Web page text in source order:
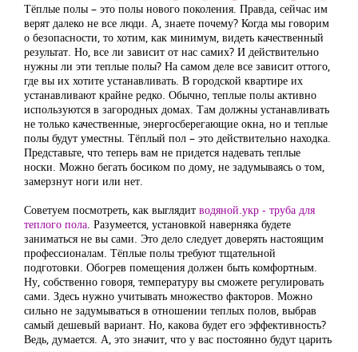
Тёплые полы – это полы нового поколения. Правда, сейчас им
верят далеко не все люди. А, знаете почему? Когда мы говорим
о безопасности, то хотим, как минимум, видеть качественный
результат. Но, все ли зависит от нас самих? И действительно
нужны ли эти теплые полы? На самом деле все зависит оттого,
где вы их хотите устанавливать. В городской квартире их
устанавливают крайне редко. Обычно, теплые полы активно
используются в загородных домах. Там должны устанавливать
не только качественные, энергосберегающие окна, но и теплые
полы будут уместны. Тёплый пол – это действительно находка.
Представьте, что теперь вам не придется надевать теплые
носки. Можно бегать босиком по дому, не задумываясь о том,
замерзнут ноги или нет.
Советуем посмотреть, как выглядит водяной.укр - труба для
теплого пола. Разумеется, установкой наверняка будете
заниматься не вы сами. Это дело следует доверять настоящим
профессионалам. Тёплые полы требуют тщательной
подготовки. Обогрев помещения должен быть комфортным.
Ну, собственно говоря, температуру вы сможете регулировать
сами. Здесь нужно учитывать множество факторов. Можно
сильно не задумываться в отношении теплых полов, выбрав
самый дешевый вариант. Но, какова будет его эффективность?
Ведь, думается. А, это значит, что у вас постоянно будут царить